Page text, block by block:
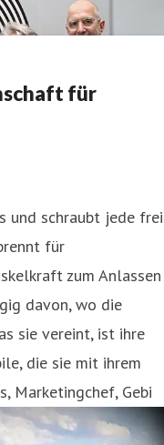
für
und schraubt jede
für
zum Anlassen
davon, wo die
sie vereint, ist ihre
die sie mit ihrem
Marketingchef, Gebi